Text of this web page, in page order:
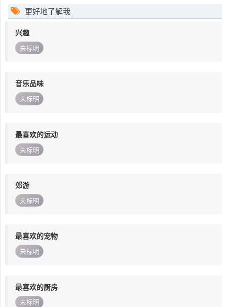
更好地了解我
兴趣
未标明
音乐品味
未标明
最喜欢的运动
未标明
郊游
未标明
最喜欢的宠物
未标明
最喜欢的厨房
未标明